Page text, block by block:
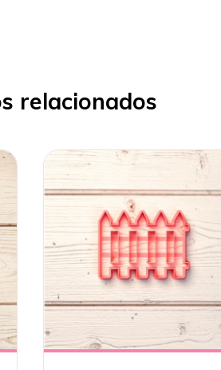
relacionados